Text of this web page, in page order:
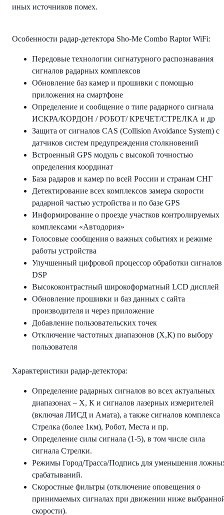
иных источников помех.
Особенности радар-детектора Sho-Me Combo Raptor WiFi:
Передовые технологии сигнатурного распознавания
сигналов радарных комплексов
Обновление баз камер и прошивки с помощью
приложения на смартфоне
Определение и сообщение о типе радарного сигнала
ИСКРА/КОРДОН / РОБОТ/ КРЕЧЕТ/СТРЕЛКА и др
Защита от сигналов CAS (Collision Avoidance System) с
датчиков систем предупреждения столкновений
Встроенный GPS модуль с высокой точностью
определения координат
База радаров и камер по всей России и странам СНГ
Детектирование всех комплексов замера скорости
радарной частью устройства и по базе GPS
Информирование о проезде участков контролируемых
комплексами «Автодория»
Голосовые сообщения о важных событиях и режиме
работы устройства
Улучшенный цифровой процессор обработки сигналов
DSP
Высококонтрастный широкоформатный LCD дисплей
Обновление прошивки и баз данных с сайта
производителя и через приложение
Добавление пользовательских точек
Отключение частотных диапазонов (Х,К) по выбору
пользователя
Характеристики радар-детектора:
Определение радарных сигналов во всех актуальных
диапазонах – Х, К и сигналов лазерных измерителей
(включая ЛИСД и Амата), а также сигналов комплекса
Стрелка (более 1км), Робот, Места и пр.
Определение силы сигнала (1-5), в том числе сила
сигнала Стрелки.
Режимы Город/Трасса/Подпись для уменьшения
срабатываний.
Скоростные фильтры (отключение оповещения о
принимаемых сигналах при движении ниже
скорости).